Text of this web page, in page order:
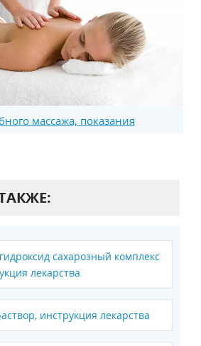
массажа, показания
сахарозный комплекс
лекарства
инструкция лекарства